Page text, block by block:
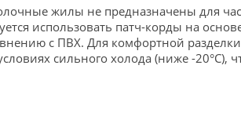
жилы не предназначены для
использовать патч-корды на
с ПВХ. Для комфортной
сильного холода (ниже -20°C),